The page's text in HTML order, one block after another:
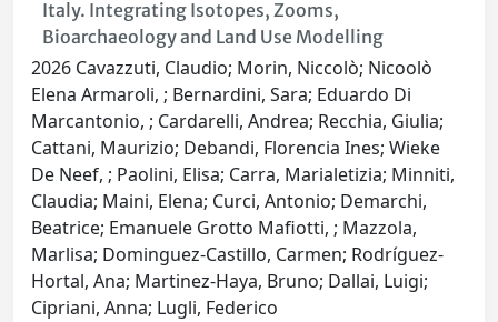
Italy. Integrating Isotopes, Zooms,
Bioarchaeology and Land Use Modelling
2026 Cavazzuti, Claudio; Morin, Niccolò; Nicoolò
Elena Armaroli, ; Bernardini, Sara; Eduardo Di
Marcantonio, ; Cardarelli, Andrea; Recchia, Giulia;
Cattani, Maurizio; Debandi, Florencia Ines; Wieke
De Neef, ; Paolini, Elisa; Carra, Marialetizia; Minniti,
Claudia; Maini, Elena; Curci, Antonio; Demarchi,
Beatrice; Emanuele Grotto Mafiotti, ; Mazzola,
Marlisa; Dominguez-Castillo, Carmen; Rodríguez-
Hortal, Ana; Martinez-Haya, Bruno; Dallai, Luigi;
Cipriani, Anna; Lugli, Federico